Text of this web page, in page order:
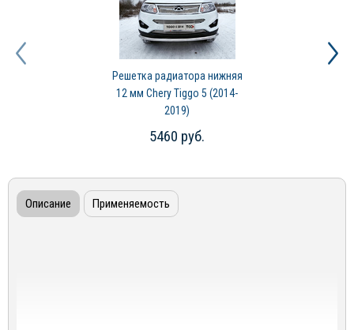
Решетка радиатора нижняя
12 мм Chery Tiggo 5 (2014-
2019)
5460 руб.
Описание Применяемость